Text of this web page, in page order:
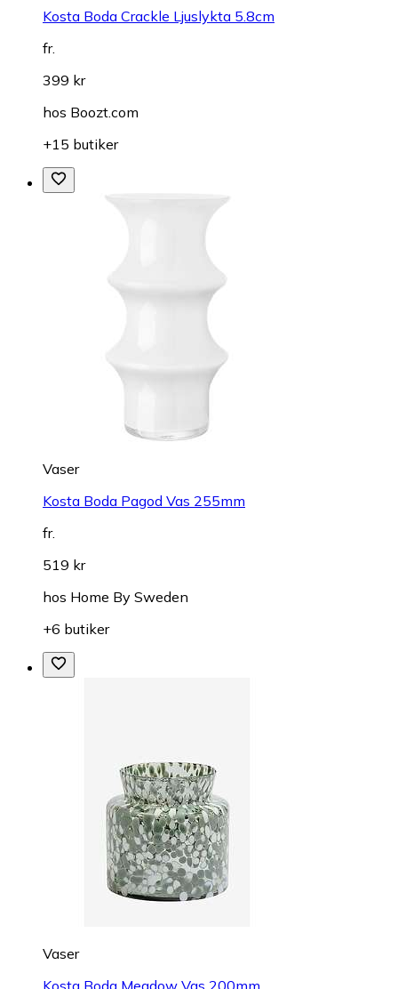
Kosta Boda Crackle Ljuslykta 5.8cm
fr.
399 kr
hos Boozt.com
+15 butiker
Vaser
Kosta Boda Pagod Vas 255mm
fr.
519 kr
hos Home By Sweden
+6 butiker
Vaser
Kosta Boda Meadow Vas 200mm